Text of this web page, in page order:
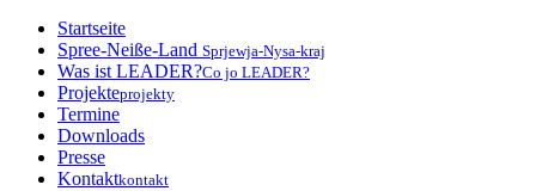
Startseite
Spree-Neiße-Land Sprjewja-Nysa-kraj
Was ist LEADER?Co jo LEADER?
Projekteprojekty
Termine
Downloads
Presse
Kontaktkontakt